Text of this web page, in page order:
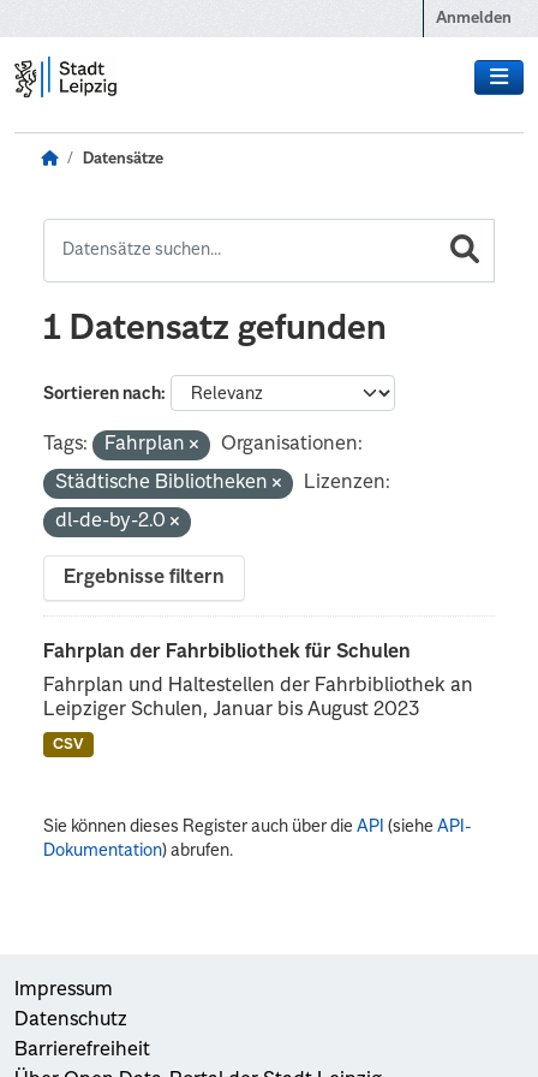
Anmelden
Datensätze
1 Datensatz gefunden
Sortieren nach
Tags: Fahrplan
Organisationen:
Städtische Bibliotheken
Lizenzen:
dl-de-by-2.0
Ergebnisse filtern
Fahrplan der Fahrbibliothek für Schulen
Fahrplan und Haltestellen der Fahrbibliothek an
Leipziger Schulen, Januar bis August 2023
CSV
Sie können dieses Register auch über dieAPI (sieheAPI-
Dokumentation) abrufen.
Impressum
Datenschutz
Barrierefreiheit